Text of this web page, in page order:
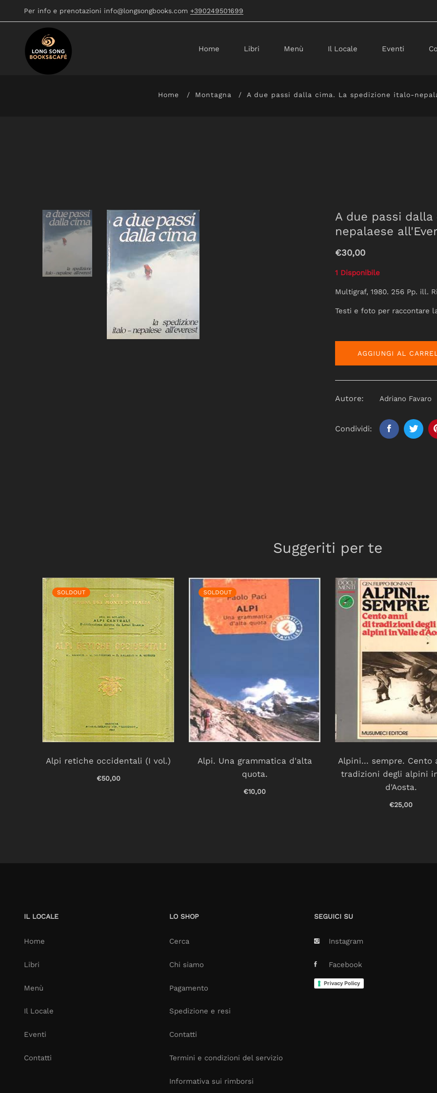
Per info e prenotazioni info@longsongbooks.com +390249501699
Home Libri Menù Il Locale Eventi
Home Montagna A due passi dalla cima. La spedizione italo-
A due passi
nepalaese
€30,00
1 Disponibile
Multigraf, 1980. 256 Pp. ill.
Testi e foto per raccontare
AGGIUNGI AL
Autore: Adriano Favaro
Condividi:
Suggeriti per te
SOLDOUT
Alpi retiche occidentali (I vol.)
€50,00
SOLDOUT
Alpi. Una grammatica d'alta
quota.
€10,00
Alpini... sempre. Cento
tradizioni degli alpini
d'Aosta.
€25,00
IL LOCALE
Home
Libri
Menù
Il Locale
Eventi
Contatti
LO SHOP
Cerca
Chi siamo
Pagamento
Spedizione e resi
Contatti
Termini e condizioni del servizio
Informativa sui rimborsi
SEGUICI SU
Instagram
Facebook
Privacy Policy